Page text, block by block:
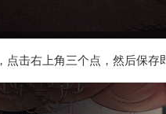
点击右上角三个点，然后保存